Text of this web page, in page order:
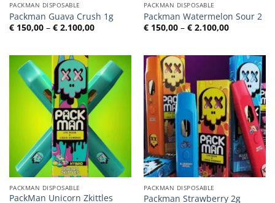
PACKMAN DISPOSABLE
Packman Guava Crush 1g
€150,00 – €2.100,00Preisspanne:
PACKMAN DISPOSABLE
Packman Watermelon Sour 2
€150,00 – €2.100,00
PACKMAN DISPOSABLE
PackMan Unicorn Zkittles
PACKMAN DISPOSABLE
Packman Strawberry 2g